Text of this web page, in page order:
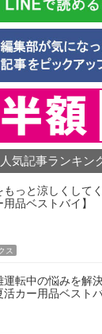
人気記事ランキン
もっと涼しくして
品ベストバイ】
ス
運転中の悩みを解
活カー用品ベストバ